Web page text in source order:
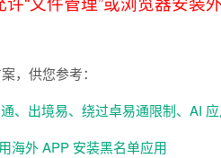
，供您参考：
、出境易、绕过卓易通限制、AI
海外 APP 安装黑名单应用